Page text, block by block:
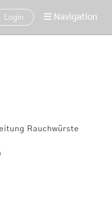
Login Navigation
Rauchwürste